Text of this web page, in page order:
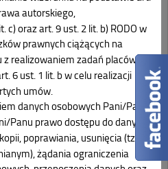
autorskiego,
c) oraz art. 9 ust. 2 lit. b) RODO w
prawnych ciążących na
realizowaniem zadań placówki
6 ust. 1 lit. b w celu realizacji
umów.
danych osobowych Pani/Pana
Panu prawo dostępu do danych
poprawiania, usunięcia (tzw.
żądania ograniczenia